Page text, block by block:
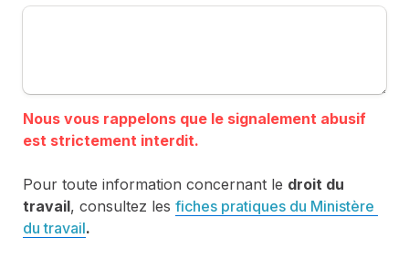
Nous vous rappelons que le signalement abusif
Pour toute information concernant le droit du
travail, consultez les fiches pratiques du Ministère
du travail